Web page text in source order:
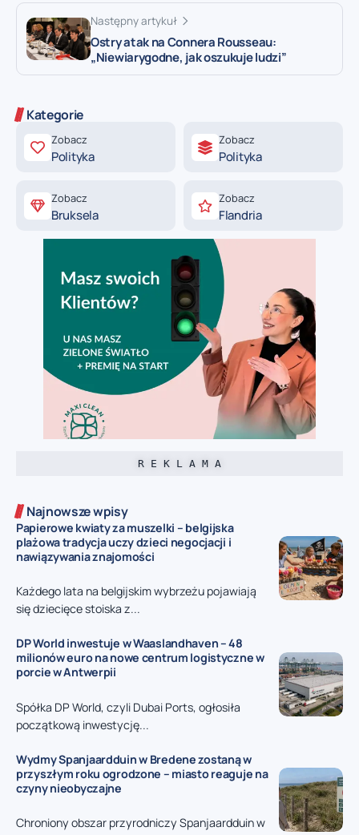
Następny artykuł
Ostry atak na Connera Rousseau:
„Niewiarygodne, jak oszukuje ludzi”
Kategorie
Zobacz
Polityka
Zobacz
Polityka
Zobacz
Bruksela
Zobacz
Flandria
R E K L A M A
Najnowsze wpisy
Papierowe kwiaty za muszelki – belgijska
plażowa tradycja uczy dzieci negocjacji i
nawiązywania znajomości
Każdego lata na belgijskim wybrzeżu pojawiają
się dziecięce stoiska z...
DP World inwestuje w Waaslandhaven – 48
milionów euro na nowe centrum logistyczne w
porcie w Antwerpii
Spółka DP World, czyli Dubai Ports, ogłosiła
początkową inwestycję...
Wydmy Spanjaardduin w Bredene zostaną w
przyszłym roku ogrodzone – miasto reaguje na
czyny nieobyczajne
Chroniony obszar przyrodniczy Spanjaardduin w